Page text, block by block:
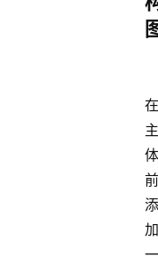
在
主
体
前
添
加
一